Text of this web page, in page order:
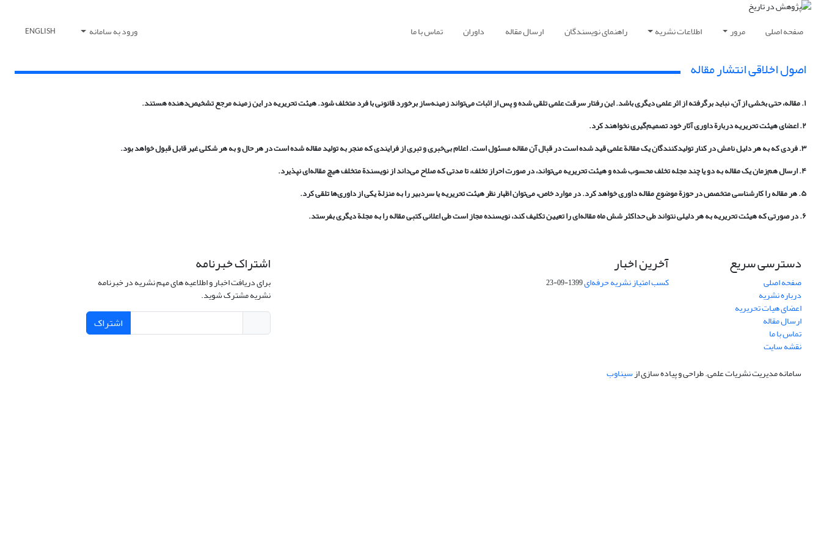
صفحه اصلی مرور اطلاعات نشریه راهنمای نویسندگان ارسال مقاله داوران تماس با ما ورود به سامانه ENGLISH
اصول اخلاقی انتشار مقاله
۱. مقاله، حتی بخشی از آن، نباید برگرفته از اثر علمی دیگری باشد. این رفتار سرقت علمی تلقی شده و پس از اثبات می‌تواند زمینه‌ساز برخورد قانونی با فرد متخلف شود. هیئت تحریریه در این زمینه مرجع تشخیص‌دهنده هستند
.
۲. اعضای هیئت تحریریه دربارة داوری آثار خود تصمیم‌گیری نخواهند کرد.
۳. فردی که به هر دلیل نامش در کنار تولیدکنندگان یک مقالة علمی قید شده است در قبال آن مقاله مسئول است. اعلام بی‌خبری و تبری از فرایندی که منجر به تولید مقاله شده است در هر حال و به هر شکلی غیر قابل قبول خواهد بود.
۴. ارسال هم‌زمان یک مقاله به دو یا چند مجله تخلف محسوب شده و هیئت تحریریه می‌تواند، در صورت احراز تخلف، تا مدتی که صلاح می‌داند از نویسندة متخلف هیچ مقاله‌ای نپذیرد.
۵. هر مقاله را کارشناسی متخصص در حوزة موضوع مقاله داوری خواهد کرد. در موارد خاص، می‌توان اظهار نظر هیئت تحریریه یا سردبیر را به منزلة یکی از داوری‌ها تلقی کرد.
۶. در صورتی که هیئت تحریریه به هر دلیلی نتواند طی حداکثر شش ماه مقاله‌ای را تعیین تکلیف کند، نویسنده مجاز است طی اعلانی کتبی مقاله را به مجلة دیگری بفرستد.
دسترسی سریع
صفحه اصلی
درباره نشریه
اعضای هیات تحریریه
ارسال مقاله
تماس با ما
نقشه سایت
آخرین اخبار
کسب امتیاز نشریه حرفه‌ای1399-09-23
اشتراک خبرنامه
برای دریافت اخبار و اطلاعیه های مهم نشریه در خبرنامه
نشریه مشترک شوید.
اشتراک
سامانه مدیریت نشریات علمی.طراحی و پیاده سازی ازسیناوب